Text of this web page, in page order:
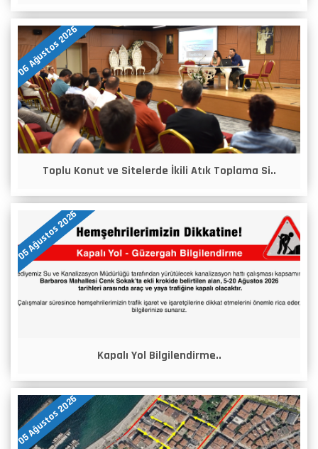
06 Ağustos 2026
Toplu Konut ve Sitelerde İkili Atık Toplama Si..
05 Ağustos 2026
Kapalı Yol Bilgilendirme..
05 Ağustos 2026